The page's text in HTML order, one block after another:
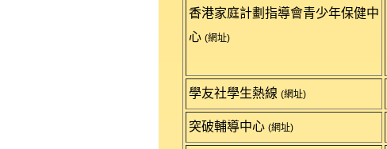
香港家庭計劃指導會青少年保健中
心 (網址)
學友社學生熱線 (網址)
突破輔導中心 (網址)